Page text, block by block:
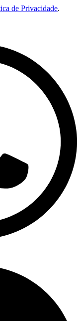
de Privacidade.